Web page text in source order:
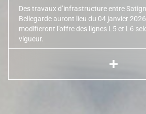
Des travaux d’infrastructure entre
Bellegarde auront lieu du 04 janvier
modifieront l’offre des lignes L5 et L6
vigueur.